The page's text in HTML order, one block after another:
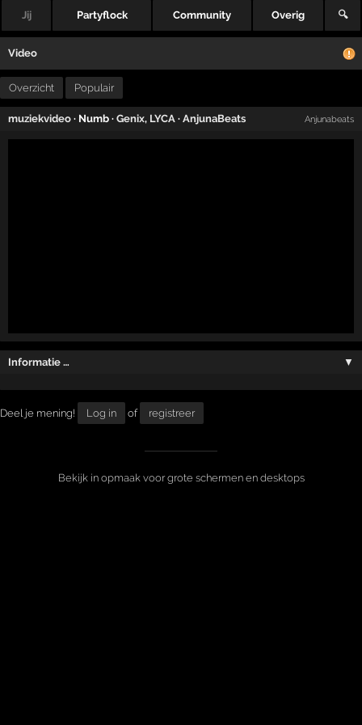
Jij Partyflock Community Overig 🔍
Video
Overzicht Populair
muziekvideo · Numb ·Genix, LYCA ·AnjunaBeats Anjunabeats
Informatie … ▼
Deel je mening! Log in of registreer
Bekijk in opmaak voor grote schermen en desktops